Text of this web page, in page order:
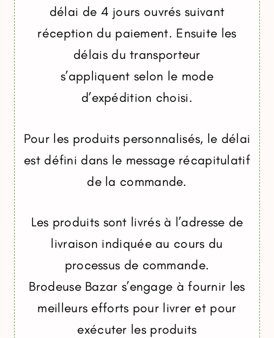
délai de 4 jours ouvrés suivant
réception du paiement. Ensuite les
délais du transporteur
s’appliquent selon le mode
d’expédition choisi.
Pour les produits personnalisés, le délai
est défini dans le message récapitulatif
de la commande.
Les produits sont livrés à l’adresse de
livraison indiquée au cours du
processus de commande.
Brodeuse Bazar s’engage à fournir les
meilleurs efforts pour livrer et pour
exécuter les produits